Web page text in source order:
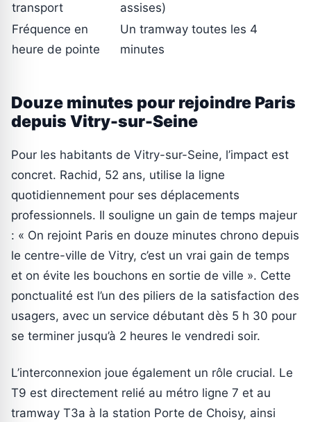
transport
assises)
Fréquence en
heure de pointe
Un tramway toutes les 4
minutes
Douze minutes pour rejoindre Paris
depuis Vitry-sur-Seine
Pour les habitants de Vitry-sur-Seine, l’impact est
concret. Rachid, 52 ans, utilise la ligne
quotidiennement pour ses déplacements
professionnels. Il souligne un gain de temps majeur
: « On rejoint Paris en douze minutes chrono depuis
le centre-ville de Vitry, c’est un vrai gain de temps
et on évite les bouchons en sortie de ville ». Cette
ponctualité est l’un des piliers de la satisfaction des
usagers, avec un service débutant dès 5 h 30 pour
se terminer jusqu’à 2 heures le vendredi soir.
L’interconnexion joue également un rôle crucial. Le
T9 est directement relié au métro ligne 7 et au
tramway T3a à la station Porte de Choisy, ainsi